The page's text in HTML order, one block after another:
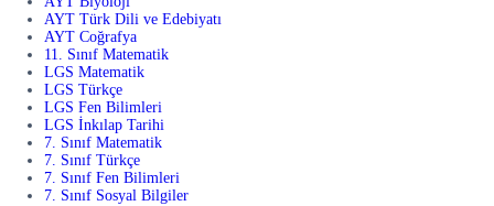
AYT Türk Dili ve Edebiyatı
AYT Coğrafya
11. Sınıf Matematik
LGS Matematik
LGS Türkçe
LGS Fen Bilimleri
LGS İnkılap Tarihi
7. Sınıf Matematik
7. Sınıf Türkçe
7. Sınıf Fen Bilimleri
7. Sınıf Sosyal Bilgiler